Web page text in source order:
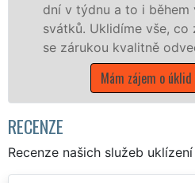
i během víkendů či státních
vše, co zákazník žádá a to
odvedené práce.
zájem o úklid v Miroticích
RECENZE
Recenze našich služeb